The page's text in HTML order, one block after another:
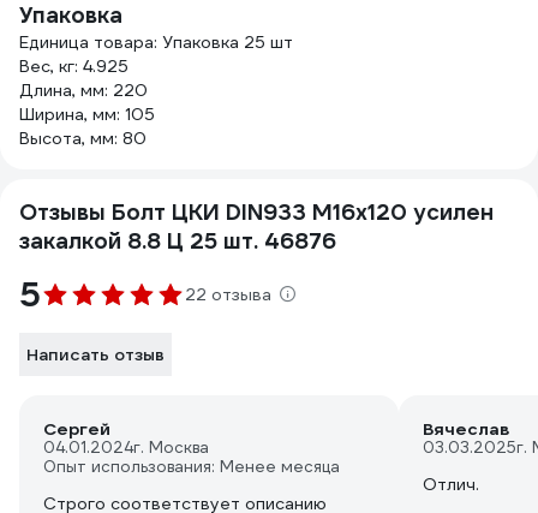
Упаковка
Единица товара: Упаковка 25 шт
Вес, кг: 4.925
Длина, мм: 220
Ширина, мм: 105
Высота, мм: 80
Отзывы Болт ЦКИ DIN933 М16х120 усилен
закалкой 8.8 Ц 25 шт. 46876
5 22 отзыва
Написать отзыв
Сергей
04.01.2024г. Москва
Опыт использования: Менее месяца
Строго соответствует описанию
Вячеслав
03.03.2025г.
Отлич.